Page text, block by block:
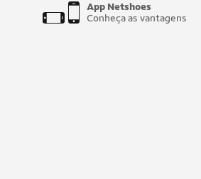
App Netshoes
Conheça as vantagens